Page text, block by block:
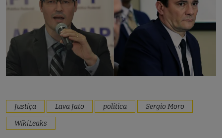
Justiça Lava Jato política
Sergio Moro
WikiLeaks